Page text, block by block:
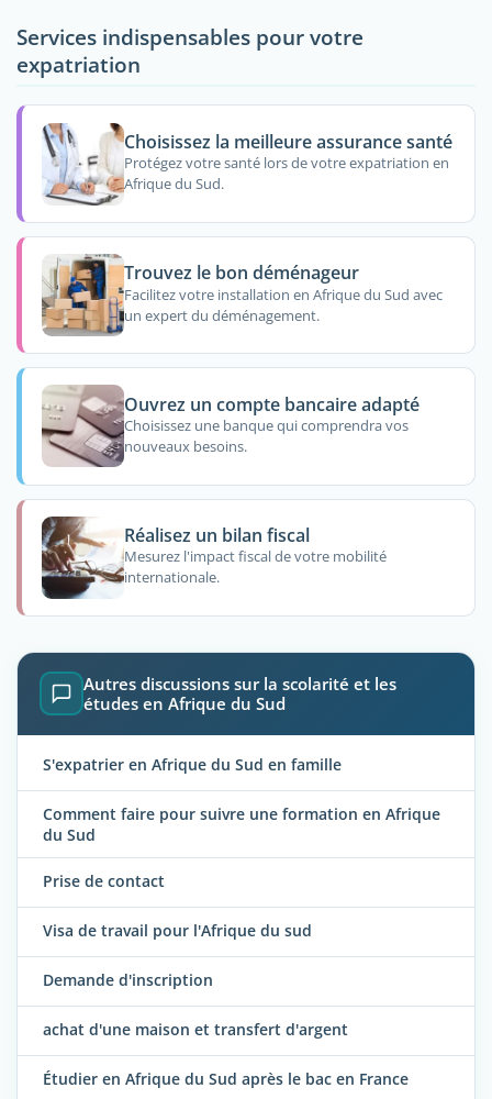
Services indispensables pour votre
expatriation
Choisissez la meilleure assurance santé
Protégez votre santé lors de votre expatriation en
Afrique du Sud.
Trouvez le bon déménageur
Facilitez votre installation en Afrique du Sud avec
un expert du déménagement.
Ouvrez un compte bancaire adapté
Choisissez une banque qui comprendra vos
nouveaux besoins.
Réalisez un bilan fiscal
Mesurez l'impact fiscal de votre mobilité
internationale.
Autres discussions sur la scolarité et les
études en Afrique du Sud
S'expatrier en Afrique du Sud en famille
Comment faire pour suivre une formation en Afrique
du Sud
Prise de contact
Visa de travail pour l'Afrique du sud
Demande d'inscription
achat d'une maison et transfert d'argent
Étudier en Afrique du Sud après le bac en France